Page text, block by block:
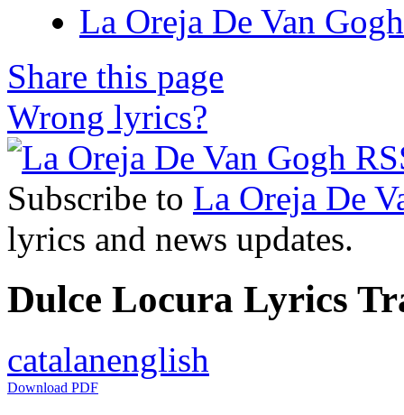
La Oreja De Van
Share this page
Wrong lyrics?
Subscribe to La Oreja De
lyrics and news updates.
Dulce Locura Lyrics
catalanenglish
Download PDF